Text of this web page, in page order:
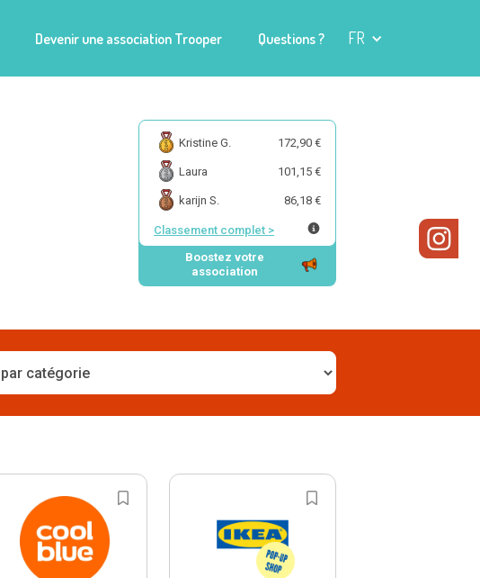
Devenir une association Trooper Questions ? FR
Kristine G. 172,90 €
Laura 101,15 €
karijn S. 86,18 €
Classement complet >
Boostez votre
association